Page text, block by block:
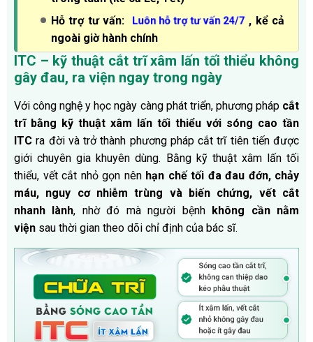
Hỗ trợ tư vấn:
Luôn hỗ trợ tư vấn 24/7 , kể cả
ngoài giờ hành chính
ITC – kỹ thuật cắt trĩ xâm lấn tối thiểu không
gây đau, ra viện ngay trong ngày
Với công nghệ y học ngày càng phát triển, phương phápcắt
trĩ bằng kỹ thuật xâm lấn tối thiểu với sóng cao tần
ITC ra đời và trở thành phương pháp cắt trĩ tiên tiến được
giới chuyên gia khuyên dùng. Bằng kỹ thuật xâm lấn tối
thiểu, vết cắt nhỏ gọn nên hạn chế tối đa đau đớn, chảy
máu, nguy cơ nhiễm trùng và biến chứng, vết cắt
nhanh lành, nhờ đó mà người bệnh không cần nằm
viện sau thời gian theo dõi chỉ định của bác sĩ.